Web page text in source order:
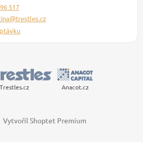
517
Trestles.cz Anacot.cz
Vytvořil Shoptet Premium